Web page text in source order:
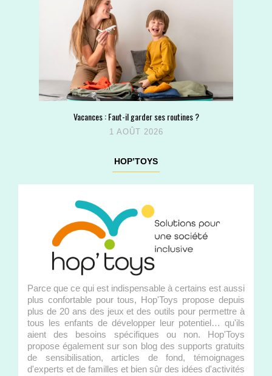
Vacances : Faut-il garder ses routines ?
1 AOÛT 2026
HOP’TOYS
Parce que ce qui est indispensable à certains est aussi
plus confortable pour tous, Hop'Toys propose depuis
plus de 20 ans des jeux et des outils pour permettre à
tous les enfants de développer leur potentiel… qu'ils
aient des besoins spécifiques ou non. Hop'Toys
propose également sur son blog des supports gratuits
de sensibilisation, articles de fond, témoignages
d'experts et de familles et bien sûr des idées d'activités